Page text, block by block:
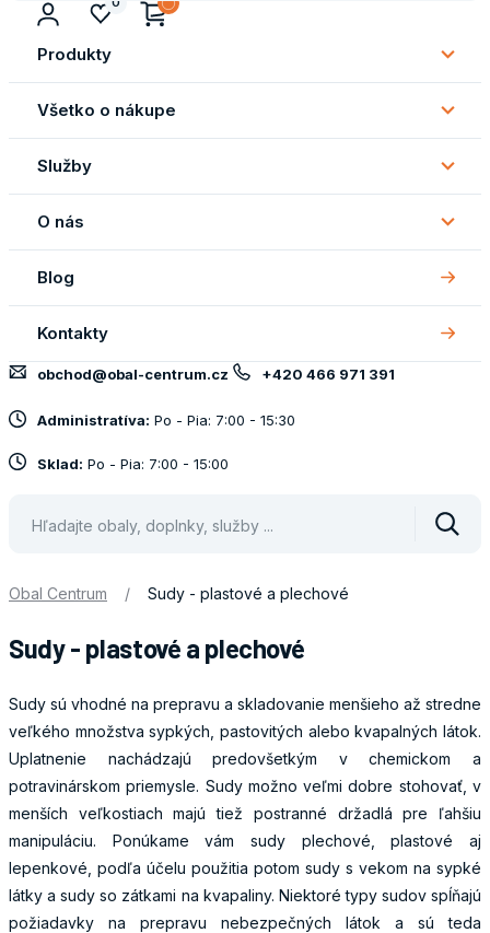
Produkty
Všetko o nákupe
Služby
O nás
O
Blog
Kontakty
obchod@obal-centrum.cz +420 466 971 391
Administratíva: Po - Pia: 7:00 - 15:30
Sklad: Po - Pia: 7:00 - 15:00
Obal Centrum / Sudy - plastové a plechové
Sudy - plastové a plechové
Sudy sú vhodné na prepravu a skladovanie menšieho až stredne
veľkého množstva sypkých, pastovitých alebo kvapalných látok.
Uplatnenie nachádzajú predovšetkým v chemickom a
potravinárskom priemysle. Sudy možno veľmi dobre stohovať, v
menších veľkostiach majú tiež postranné držadlá pre ľahšiu
manipuláciu. Ponúkame vám sudy plechové, plastové aj
lepenkové, podľa účelu použitia potom sudy s vekom na sypké
látky a sudy so zátkami na kvapaliny. Niektoré typy sudov spĺňajú
požiadavky na prepravu nebezpečných látok a sú teda